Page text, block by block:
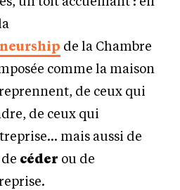
de la Chambre
comme la maison
de ceux qui
de ceux qui
mais aussi de
céder ou de